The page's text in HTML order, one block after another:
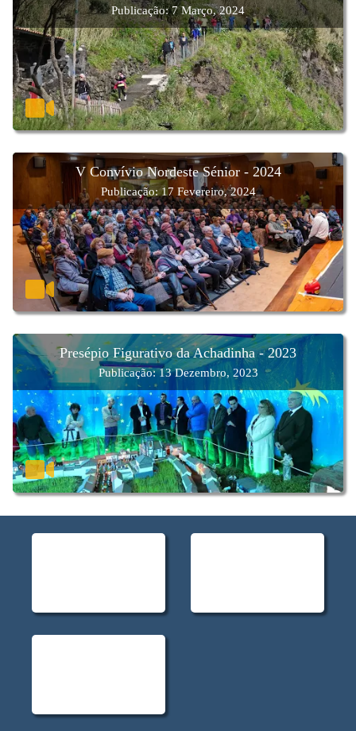
Publicação: 7 Março, 2024
V Convívio Nordeste Sénior - 2024
Publicação: 17 Fevereiro, 2024
Presépio Figurativo da Achadinha - 2023
Publicação: 13 Dezembro, 2023